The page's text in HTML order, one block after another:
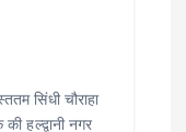
सिंधी चौराहा
हल्द्वानी नगर